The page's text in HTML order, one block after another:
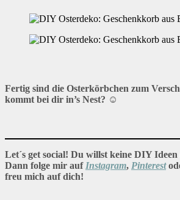
Fertig sind die Osterkörbchen zum
kommt bei dir in’s Nest? ☺
Let´s get social! Du willst keine DIY Ideen
Dann folge mir auf Instagram, Pinterest
freu mich auf dich!